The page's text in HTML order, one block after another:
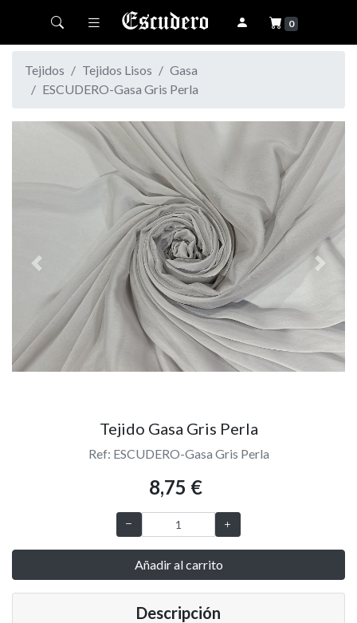
Toggle navigation 0
Tejidos Tejidos Lisos
Gasa
ESCUDERO-Gasa Gris Perla
Previous Next
Tejido Gasa Gris Perla
Ref: ESCUDERO-Gasa Gris Perla
8,75 €
Añadir al carrito
Descripción